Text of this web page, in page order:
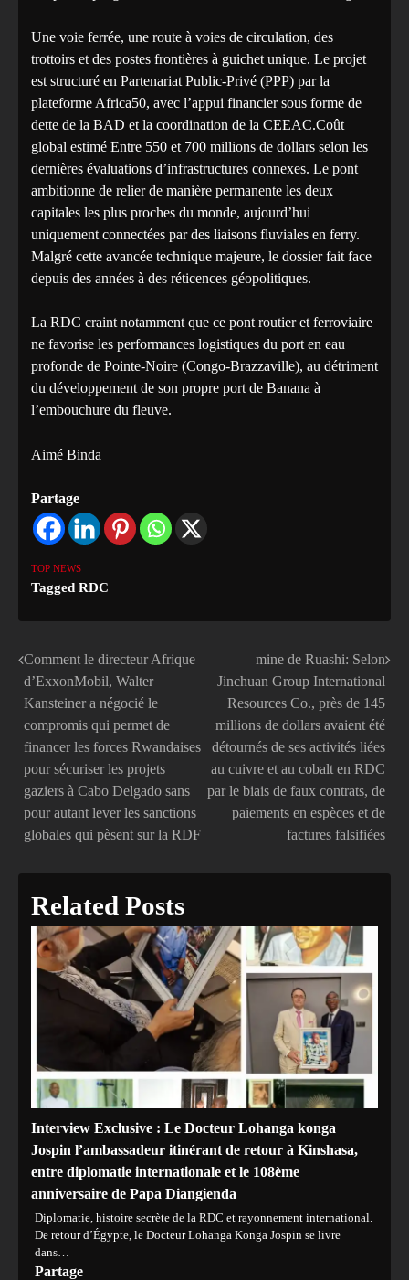
Une voie ferrée, une route à voies de circulation, des
trottoirs et des postes frontières à guichet unique. Le projet
est structuré en Partenariat Public-Privé (PPP) par la
plateforme Africa50, avec l’appui financier sous forme de
dette de la BAD et la coordination de la CEEAC.Coût
global estimé Entre 550 et 700 millions de dollars selon les
dernières évaluations d’infrastructures connexes. Le pont
ambitionne de relier de manière permanente les deux
capitales les plus proches du monde, aujourd’hui
uniquement connectées par des liaisons fluviales en ferry.
Malgré cette avancée technique majeure, le dossier fait face
depuis des années à des réticences géopolitiques.
La RDC craint notamment que ce pont routier et ferroviaire
ne favorise les performances logistiques du port en eau
profonde de Pointe-Noire (Congo-Brazzaville), au détriment
du développement de son propre port de Banana à
l’embouchure du fleuve.
Aimé Binda
Partage
TOP NEWS
Tagged RDC
Navigation
de
l’article
Comment le directeur Afrique
d’ExxonMobil, Walter
Kansteiner a négocié le
compromis qui permet de
financer les forces Rwandaises
pour sécuriser les projets
gaziers à Cabo Delgado sans
pour autant lever les sanctions
globales qui pèsent sur la RDF
mine de Ruashi: Selon
Jinchuan Group International
Resources Co., près de 145
millions de dollars avaient été
détournés de ses activités liées
au cuivre et au cobalt en RDC
par le biais de faux contrats, de
paiements en espèces et de
factures falsifiées
Related Posts
Interview Exclusive : Le Docteur Lohanga konga
Jospin l’ambassadeur itinérant de retour à Kinshasa,
entre diplomatie internationale et le 108ème
anniversaire de Papa Diangienda
Diplomatie, histoire secrète de la RDC et rayonnement international.
De retour d’Égypte, le Docteur Lohanga Konga Jospin se livre
dans…
Partage